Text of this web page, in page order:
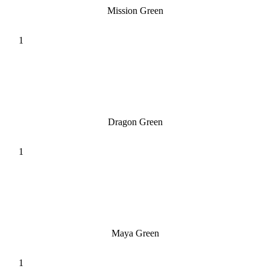
Mission Green
Dragon Green
Maya Green